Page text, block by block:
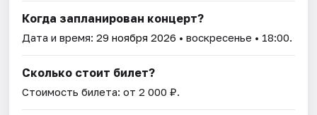
Когда запланирован концерт?
Дата и время:29 ноября 2026 • воскресенье • 18:00.
Сколько стоит билет?
Стоимость билета: от 2 000 ₽.